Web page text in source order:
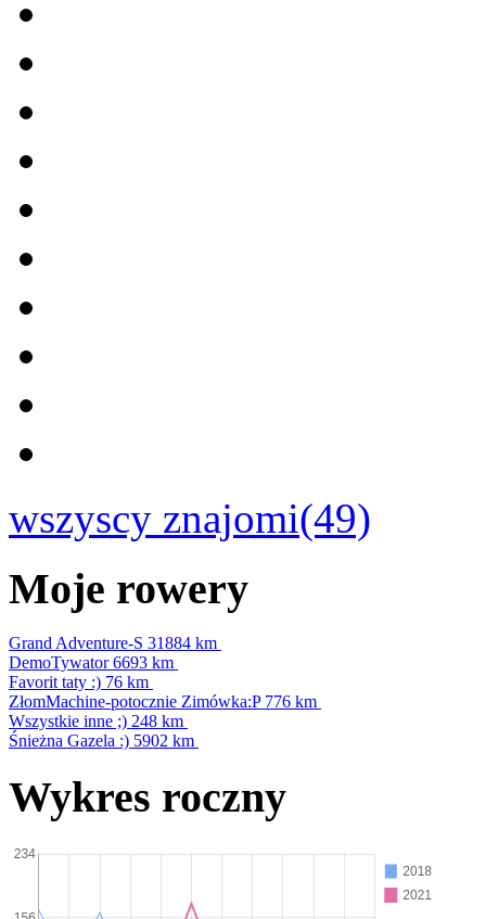
wszyscy znajomi(49)
Moje rowery
Grand Adventure-S 31884 km
DemoTywator6693 km
Favorit taty :) 76 km
ZłomMachine-potocznie Zimówka:P 776 km
Wszystkie inne ;) 248 km
Śnieżna Gazela :) 5902 km
Wykres roczny